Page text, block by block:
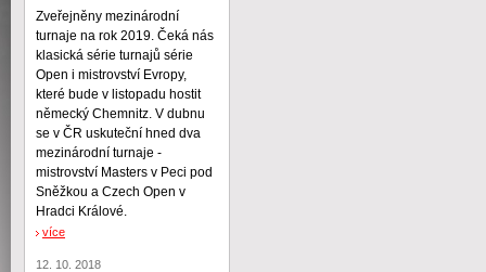
Zveřejněny mezinárodní
turnaje na rok 2019. Čeká nás
klasická série turnajů série
Open i mistrovství Evropy,
které bude v listopadu hostit
německý Chemnitz. V dubnu
se v ČR uskuteční hned dva
mezinárodní turnaje -
mistrovství Masters v Peci pod
Sněžkou a Czech Open v
Hradci Králové.
více
12. 10. 2018